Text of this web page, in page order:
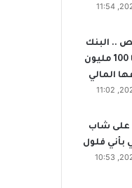
السبت, 8 أغسطس 2026, 11:54
شخص .. البنك
الدولي يمنح سوريا 100 مليون
المالي
السبت, 8 أغسطس 2026, 11:02
على شاب
بأني فلول
السبت, 8 أغسطس 2026, 10:53